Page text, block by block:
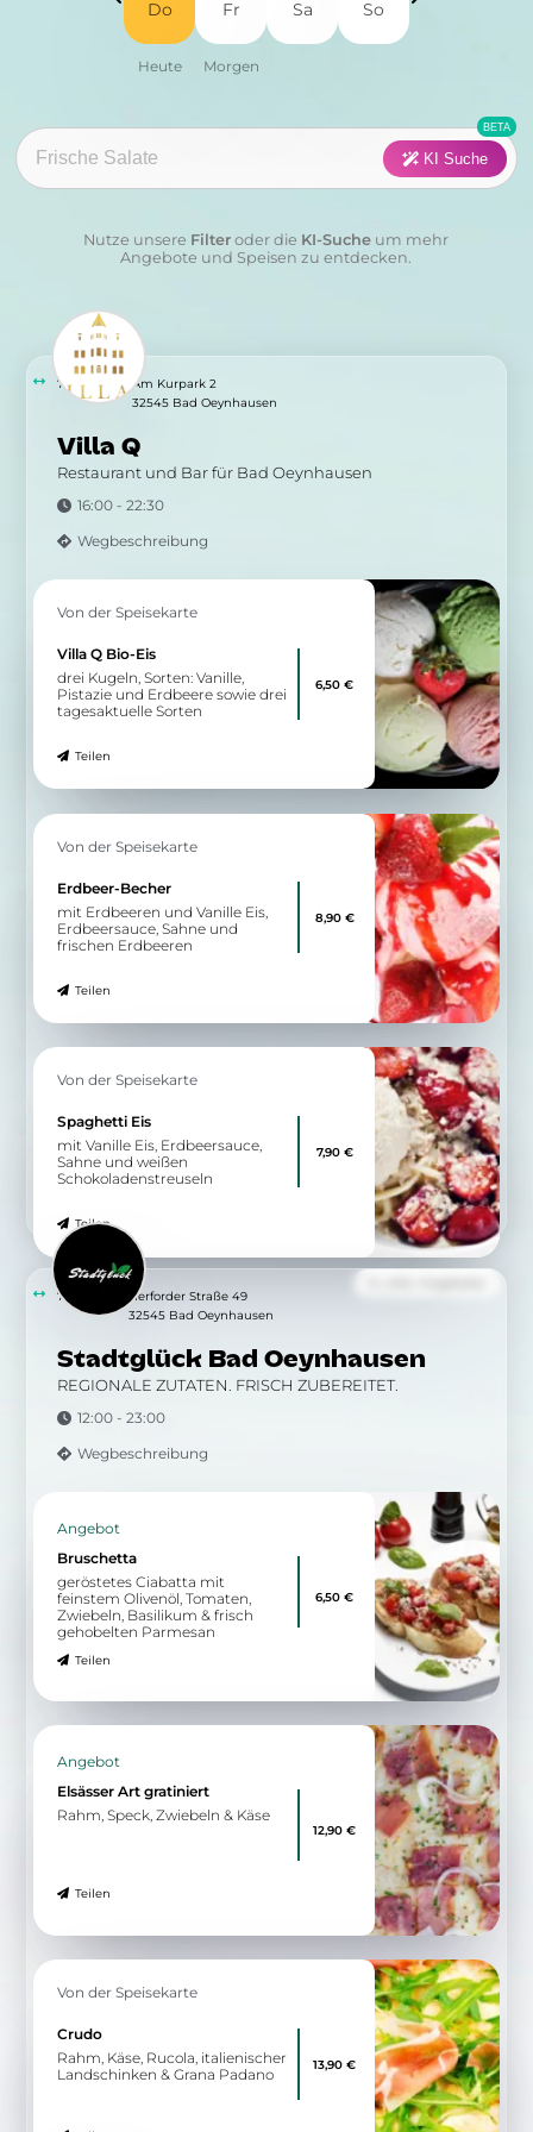
Fisch Fleisch
Pasta
Sushi Vegan
Kategorie:
Anwenden
Do Fr Sa So
KI Suche
Nutze unsere Filter oder die KI-Suche um mehr
Angebote und Speisen zu entdecken.
Villa Q
Restaurant und Bar für Bad Oeynhausen
16:00 - 22:30
Wegbeschreibung
7.50 km
Am Kurpark 2
32545 Bad Oeynhausen
Von der Speisekarte
Villa Q Bio-Eis
drei Kugeln, Sorten: Vanille,
Pistazie und Erdbeere sowie drei
tagesaktuelle Sorten
Teilen
6,50 €
Von der Speisekarte
Erdbeer-Becher
mit Erdbeeren und Vanille Eis,
Erdbeersauce, Sahne und
frischen Erdbeeren
Teilen
8,90 €
Von der Speisekarte
Spaghetti Eis
mit Vanille Eis, Erdbeersauce,
Sahne und weißen
Schokoladenstreuseln
Teilen
7,90 €
Stadtglück Bad Oeynhausen
REGIONALE ZUTATEN. FRISCH ZUBEREITET.
12:00 - 23:00
Wegbeschreibung
7.51 km
Herforder Straße 49
32545 Bad Oeynhausen
Angebot
Bruschetta
geröstetes Ciabatta mit
feinstem Olivenöl, Tomaten,
Zwiebeln, Basilikum & frisch
gehobelten Parmesan
Teilen
6,50 €
Angebot
Elsässer Art gratiniert
Rahm, Speck, Zwiebeln & Käse
Teilen
12,90 €
Von der Speisekarte
Crudo
Rahm, Käse, Rucola, italienischer
Landschinken & Grana Padano
13,90 €